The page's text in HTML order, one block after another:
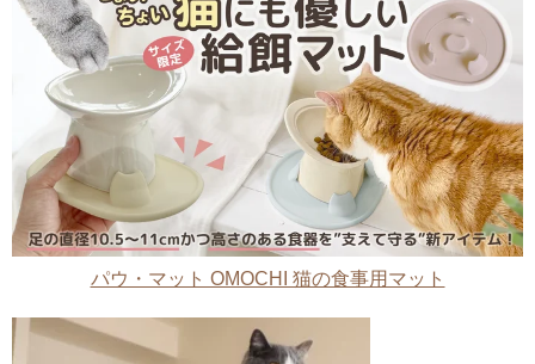
パウ・マット OMOCHI 猫の食事用マット